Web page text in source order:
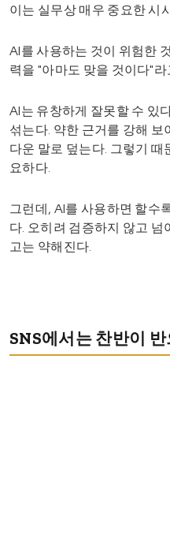
이는 실무상 매우 중요한 시
AI를 사용하는 것이 위험한
력을 "아마도 맞을 것이다"
AI는 유창하게 잘못할 수 있
섞는다. 약한 근거를 강해
다운 말로 덮는다. 그렇기
요하다.
그런데, AI를 사용하면 할수
다. 오히려 검증하지 않고
고는 약해진다.
SNS에서는 찬반이